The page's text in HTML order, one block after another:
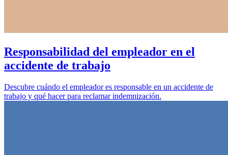
Responsabilidad del empleador en el
accidente de trabajo
Descubre cuándo el empleador es responsable en un accidente de
trabajo y qué hacer para reclamar indemnización.